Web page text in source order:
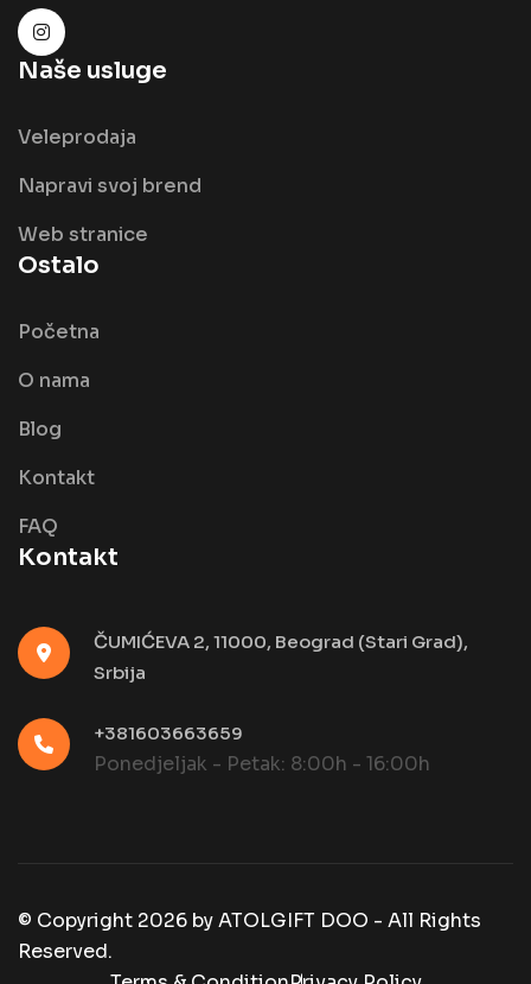
Naše usluge
Veleprodaja
Napravi svoj brend
Web stranice
Ostalo
Početna
O nama
Blog
Kontakt
FAQ
Kontakt
ČUMIĆEVA 2, 11000, Beograd (Stari Grad),
Srbija
+381603663659
Ponedjeljak - Petak: 8:00h - 16:00h
© Copyright 2026 byATOLGIFT DOO - All Rights
Reserved.